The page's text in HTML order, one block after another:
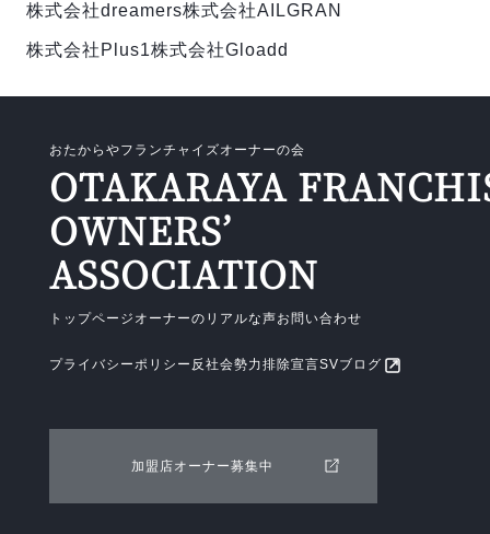
株式会社dreamers株式会社AILGRAN
株式会社Plus1株式会社Gloadd
おたからやフランチャイズオーナーの会
OTAKARAYA
OWNERS’
ASSOCIATION
トップページ オーナーのリアルな声お問い合わせ
プライバシーポリシー 反社会勢力排除宣言SVブログ
加盟店オーナー募集中